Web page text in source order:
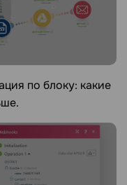
по блоку: какие